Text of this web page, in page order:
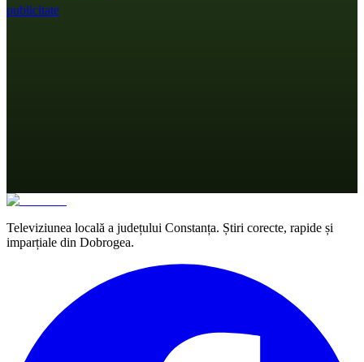
publicitate
Televiziunea locală a județului Constanța. Știri corecte, rapide și
imparțiale din Dobrogea.